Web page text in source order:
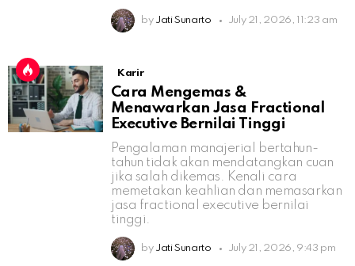
by Jati Sunarto July 21, 2026, 11:23 am
Karir
Cara Mengemas &
Menawarkan Jasa Fractional
Executive Bernilai Tinggi
Pengalaman manajerial bertahun-
tahun tidak akan mendatangkan cuan
jika salah dikemas. Kenali cara
memetakan keahlian dan memasarkan
jasa fractional executive bernilai
tinggi.
by Jati Sunarto July 21, 2026, 9:43 pm